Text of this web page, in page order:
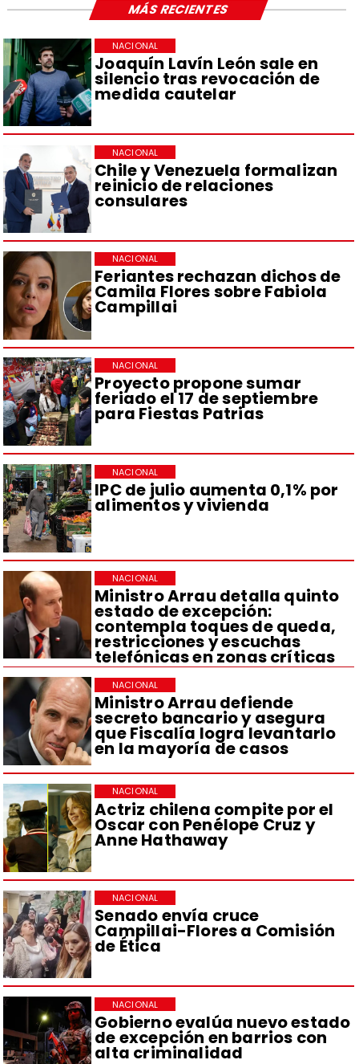
Joaquín Lavín León sale en
silencio tras revocación de
medida cautelar
NACIONAL
Chile y Venezuela formalizan
reinicio de relaciones
consulares
NACIONAL
Feriantes rechazan dichos de
Camila Flores sobre Fabiola
Campillai
NACIONAL
Proyecto propone sumar
feriado el 17 de septiembre
para Fiestas Patrias
NACIONAL
IPC de julio aumenta 0,1% por
alimentos y vivienda
NACIONAL
Ministro Arrau detalla quinto
estado de excepción:
contempla toques de queda,
restricciones y escuchas
telefónicas en zonas críticas
NACIONAL
Ministro Arrau defiende
secreto bancario y asegura
que Fiscalía logra levantarlo
en la mayoría de casos
NACIONAL
Actriz chilena compite por el
Oscar con Penélope Cruz y
Anne Hathaway
NACIONAL
Senado envía cruce
Campillai-Flores a Comisión
de Ética
NACIONAL
Gobierno evalúa nuevo estado
de excepción en barrios con
alta criminalidad
NACIONAL
MÁS RECIENTES